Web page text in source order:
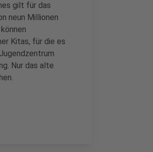
gilt für das
neun Millionen
Kitas, für die es
Nur das alte